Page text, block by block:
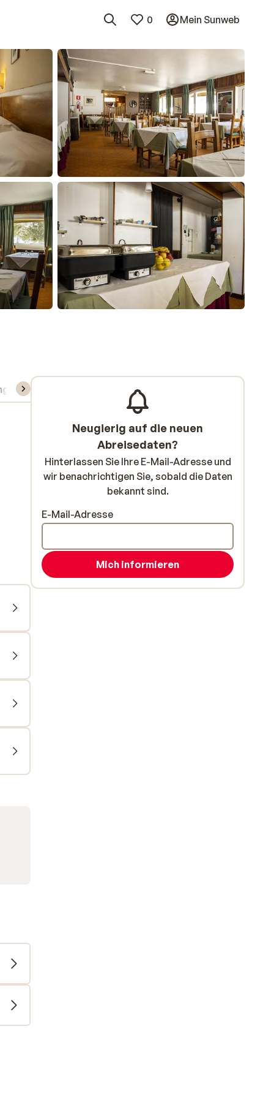
0 Mein Sunweb
Skipass/Kurse/Material
Neugierig auf die neuen
Abreisedaten?
Hinterlassen Sie Ihre E-Mail-Adresse und
wir benachrichtigen Sie, sobald die Daten
bekannt sind.
E-Mail-Adresse
Mich informieren